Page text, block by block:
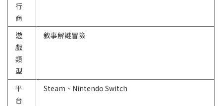
行
商
遊
戲
類
型
敘事解謎冒險
平
台
Steam、Nintendo Switch